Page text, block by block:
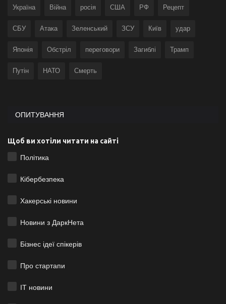
Україна Війна росія США РФ Рецепт
СБУ Атака Зеленський ЗСУ Київ удар
Японія Обстріл переговори Загиблі Трамп
Путін НАТО Смерть
ОПИТУВАННЯ
Щоб ви хотіли читати на сайті
Політика
Кібербезпека
Хакерські новини
Новини з ДаркНета
Бізнес ідеї спікерів
Про стартапи
ІТ новини